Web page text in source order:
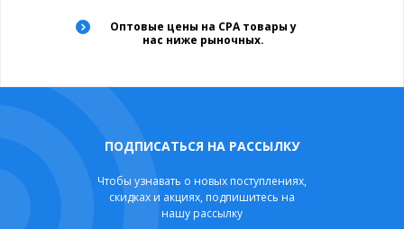
Оптовые цены на CPA товары у
нас ниже рыночных.
ПОДПИСАТЬСЯ НА РАССЫЛКУ
Чтобы узнавать о новых поступлениях,
скидках и акциях, подпишитесь на
нашу рассылку